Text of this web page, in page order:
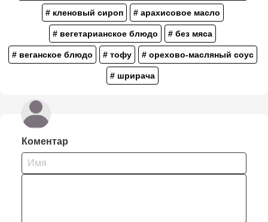
# кленовый сироп # арахисовое масло
# вегетарианское блюдо # без мяса
# веганское блюдо # тофу # орехово-масляный соус
# шрирача
Коментар